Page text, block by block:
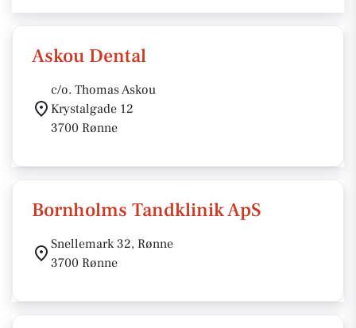
Askou Dental
c/o. Thomas Askou
Krystalgade 12
3700 Rønne
Bornholms Tandklinik ApS
Snellemark 32, Rønne
3700 Rønne